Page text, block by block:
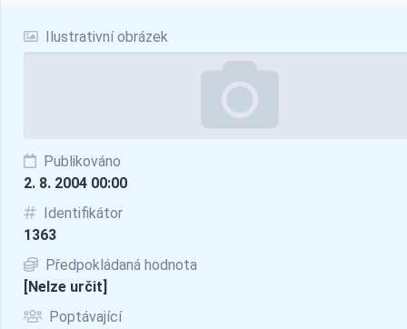
Ilustrativní obrázek
Publikováno
2. 8. 2004 00:00
Identifikátor
1363
Předpokládaná hodnota
[Nelze určit]
Poptávající